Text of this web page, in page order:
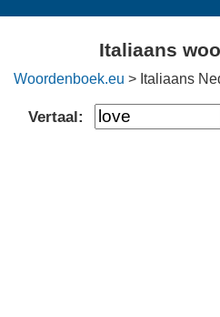
Italiaans
Woordenboek.eu > Italiaans
Vertaal: